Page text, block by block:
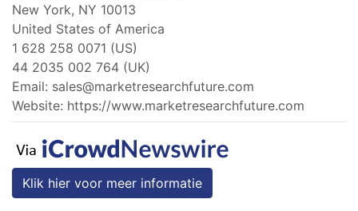
New York, NY 10013
United States of America
1 628 258 0071 (US)
44 2035 002 764 (UK)
Email: sales@marketresearchfuture.com
Website: https://www.marketresearchfuture.com
Klik hier voor meer informatie